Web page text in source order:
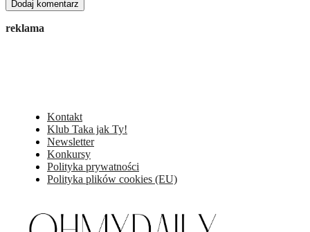
reklama
Kontakt
Klub Taka jak Ty!
Newsletter
Konkursy
Polityka prywatności
Polityka plików cookies (EU)